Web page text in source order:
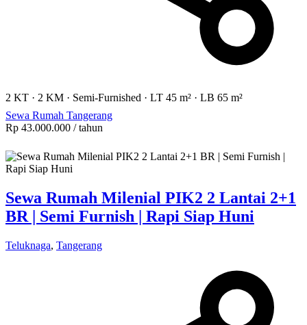
2 KT · 2 KM · Semi-Furnished · LT 45 m² · LB 65 m²
Sewa Rumah Tangerang
Rp 43.000.000 / tahun
Sewa Rumah Milenial PIK2 2 Lantai 2+1
BR | Semi Furnish | Rapi Siap Huni
Teluknaga, Tangerang